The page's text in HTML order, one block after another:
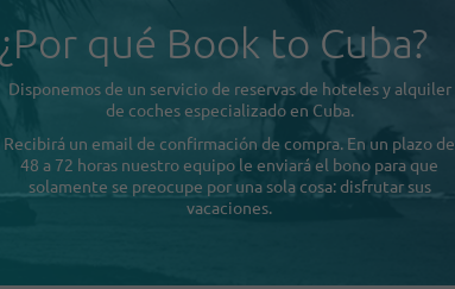
¿Por qué Book to Cuba?
Disponemos de un servicio de reservas de hoteles y alquiler
de coches especializado en Cuba.
Recibirá un email de confirmación de compra. En un plazo de
48 a 72 horas nuestro equipo le enviará el bono para que
solamente se preocupe por una sola cosa: disfrutar sus
vacaciones.